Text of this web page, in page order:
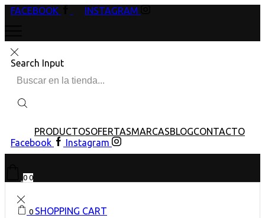
FACEBOOK INSTAGRAM
Search Input
PRODUCTOSOFERTASMARCASBLOGCONTACTO
Facebook
Instagram
00
0 SHOPPING CART